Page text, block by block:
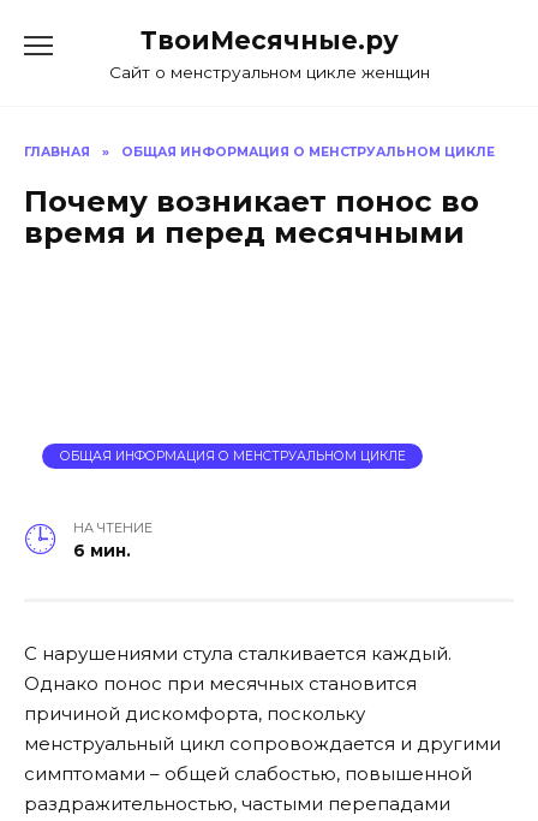
ТвоиМесячные.ру
Сайт о менструальном цикле женщин
ГЛАВНАЯ » ОБЩАЯ ИНФОРМАЦИЯ О МЕНСТРУАЛЬНОМ ЦИКЛЕ
Почему возникает понос во
время и перед месячными
ОБЩАЯ ИНФОРМАЦИЯ О МЕНСТРУАЛЬНОМ ЦИКЛЕ
НА ЧТЕНИЕ
6 мин.
С нарушениями стула сталкивается каждый.
Однако понос при месячных становится
причиной дискомфорта, поскольку
менструальный цикл сопровождается и другими
симптомами – общей слабостью, повышенной
раздражительностью, частыми перепадами